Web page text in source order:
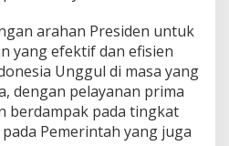
e
arahan Presiden untuk
yang efektif dan efisien
Unggul di masa yang
dengan pelayanan prima
berdampak pada tingkat
Pemerintah yang juga